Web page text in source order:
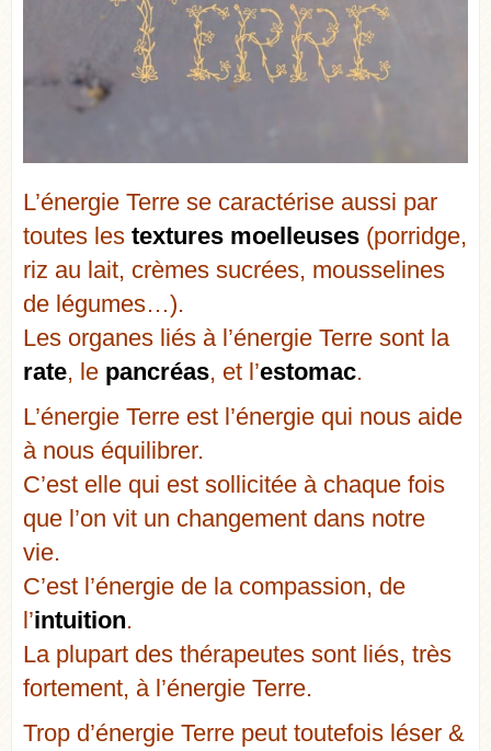
L’énergie Terre se caractérise aussi par
toutes les textures moelleuses (porridge,
riz au lait, crèmes sucrées, mousselines
de légumes…).
Les organes liés à l’énergie Terre sont la
rate, le pancréas, et l’estomac.
L’énergie Terre est l’énergie qui nous aide
à nous équilibrer.
C’est elle qui est sollicitée à chaque fois
que l’on vit un changement dans notre
vie.
C’est l’énergie de la compassion, de
l’intuition.
La plupart des thérapeutes sont liés, très
fortement, à l’énergie Terre.
Trop d’énergie Terre peut toutefois léser &